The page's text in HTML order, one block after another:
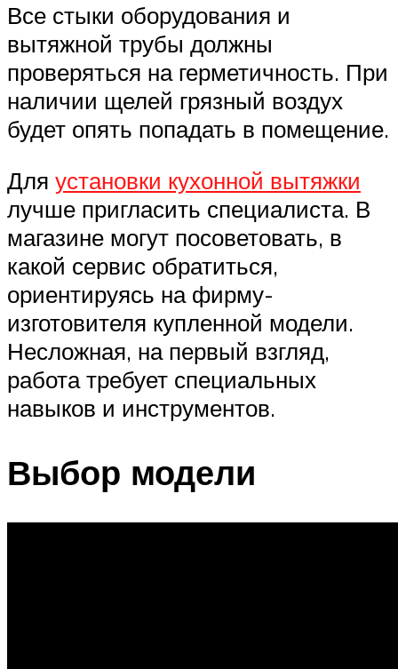
Все стыки оборудования и
вытяжной трубы должны
проверяться на герметичность. При
наличии щелей грязный воздух
будет опять попадать в помещение.
Для установки кухонной вытяжки
лучше пригласить специалиста. В
магазине могут посоветовать, в
какой сервис обратиться,
ориентируясь на фирму-
изготовителя купленной модели.
Несложная, на первый взгляд,
работа требует специальных
навыков и инструментов.
Выбор модели